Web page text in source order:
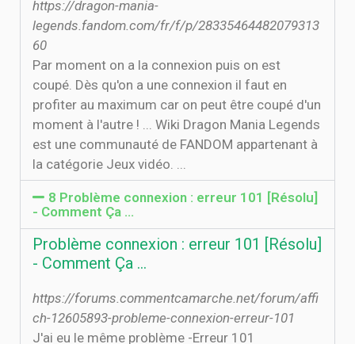
https://dragon-mania-
legends.fandom.com/fr/f/p/28335464482079313
60
Par moment on a la connexion puis on est
coupé. Dès qu'on a une connexion il faut en
profiter au maximum car on peut être coupé d'un
moment à l'autre ! ... Wiki Dragon Mania Legends
est une communauté de FANDOM appartenant à
la catégorie Jeux vidéo. ...
8 Problème connexion : erreur 101 [Résolu]
- Comment Ça …
Problème connexion : erreur 101 [Résolu]
- Comment Ça …
https://forums.commentcamarche.net/forum/affi
ch-12605893-probleme-connexion-erreur-101
J'ai eu le même problème -Erreur 101